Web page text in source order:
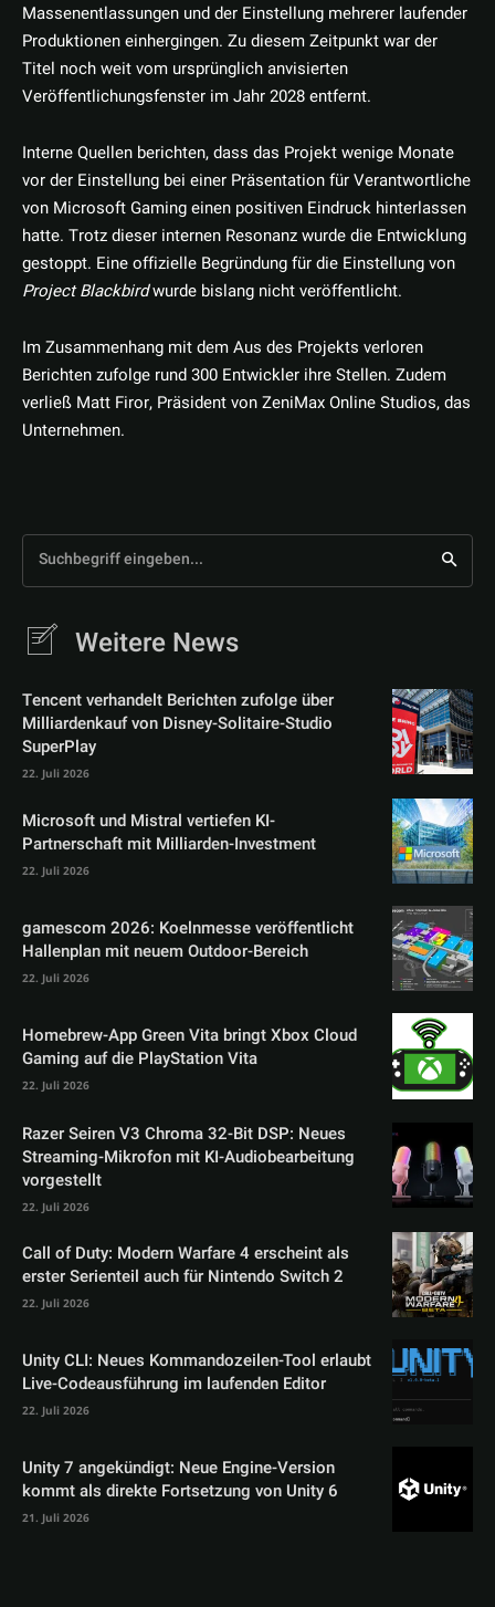
Massenentlassungen und der Einstellung mehrerer laufender
Produktionen einhergingen. Zu diesem Zeitpunkt war der
Titel noch weit vom ursprünglich anvisierten
Veröffentlichungsfenster im Jahr 2028 entfernt.
Interne Quellen berichten, dass das Projekt wenige Monate
vor der Einstellung bei einer Präsentation für Verantwortliche
von Microsoft Gaming einen positiven Eindruck hinterlassen
hatte. Trotz dieser internen Resonanz wurde die Entwicklung
gestoppt. Eine offizielle Begründung für die Einstellung von
Project Blackbirdwurde bislang nicht veröffentlicht.
Im Zusammenhang mit dem Aus des Projekts verloren
Berichten zufolge rund 300 Entwickler ihre Stellen. Zudem
verließ Matt Firor, Präsident von ZeniMax Online Studios, das
Unternehmen.
Suchbegriff eingeben...
Weitere News
Tencent verhandelt Berichten zufolge über
Milliardenkauf von Disney-Solitaire-Studio
SuperPlay
22. Juli 2026
Microsoft und Mistral vertiefen KI-
Partnerschaft mit Milliarden-Investment
22. Juli 2026
gamescom 2026: Koelnmesse veröffentlicht
Hallenplan mit neuem Outdoor-Bereich
22. Juli 2026
Homebrew-App Green Vita bringt Xbox Cloud
Gaming auf die PlayStation Vita
22. Juli 2026
Razer Seiren V3 Chroma 32-Bit DSP: Neues
Streaming-Mikrofon mit KI-Audiobearbeitung
vorgestellt
22. Juli 2026
Call of Duty: Modern Warfare 4 erscheint als
erster Serienteil auch für Nintendo Switch 2
22. Juli 2026
Unity CLI: Neues Kommandozeilen-Tool erlaubt
Live-Codeausführung im laufenden Editor
22. Juli 2026
Unity 7 angekündigt: Neue Engine-Version
kommt als direkte Fortsetzung von Unity 6
21. Juli 2026